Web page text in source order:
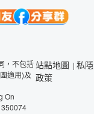
，不包括
適用)及
On
350074
站點地圖 | 私隱
政策